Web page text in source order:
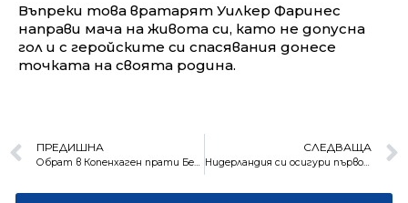
Въпреки това вратарят Уилкер Фаринес
направи мача на живота си, като не допусна
гол и с геройските си спасявания донесе
точката на своята родина.
ПРЕДИШНА
Обрат в Копенхаген прати Белгия към следващата фаза
СЛЕДВАЩА
Нидерландия си осигури първото място в групата